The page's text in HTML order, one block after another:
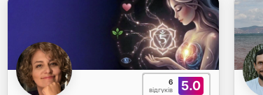
5.0
6
відгуків